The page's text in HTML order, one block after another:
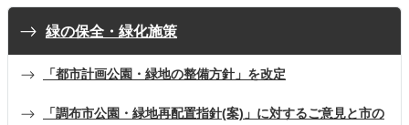
緑の保全・緑化施策
「都市計画公園・緑地の整備方針」を改定
「調布市公園・緑地再配置指針(案)」に対するご意見と市の